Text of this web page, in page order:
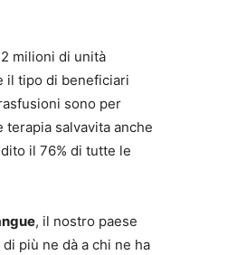
milioni di unità
il tipo di beneficiari
sono per
terapia salvavita anche
il 76% di tutte le
, il nostro paese
più ne dà a chi ne ha